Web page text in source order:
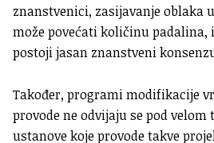
znanstvenici, zasijavanje oblaka
može povećati količinu padalina,
postoji jasan znanstveni
Također, programi modifikacije
provode ne odvijaju se pod velom
ustanove koje provode takve